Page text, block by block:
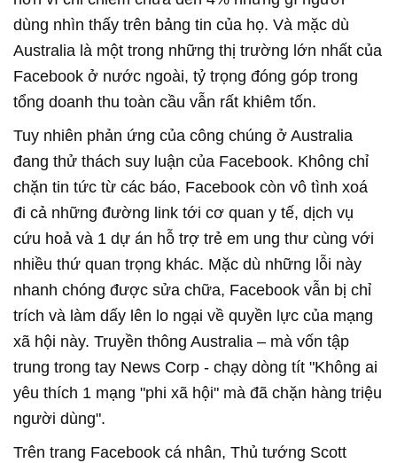
dùng nhìn thấy trên bảng tin của họ. Và mặc dù
Australia là một trong những thị trường lớn nhất của
Facebook ở nước ngoài, tỷ trọng đóng góp trong
tổng doanh thu toàn cầu vẫn rất khiêm tốn.
Tuy nhiên phản ứng của công chúng ở Australia
đang thử thách suy luận của Facebook. Không chỉ
chặn tin tức từ các báo, Facebook còn vô tình xoá
đi cả những đường link tới cơ quan y tế, dịch vụ
cứu hoả và 1 dự án hỗ trợ trẻ em ung thư cùng với
nhiều thứ quan trọng khác. Mặc dù những lỗi này
nhanh chóng được sửa chữa, Facebook vẫn bị chỉ
trích và làm dấy lên lo ngại về quyền lực của mạng
xã hội này. Truyền thông Australia – mà vốn tập
trung trong tay News Corp - chạy dòng tít "Không ai
yêu thích 1 mạng "phi xã hội" mà đã chặn hàng triệu
người dùng".
Trên trang Facebook cá nhân, Thủ tướng Scott